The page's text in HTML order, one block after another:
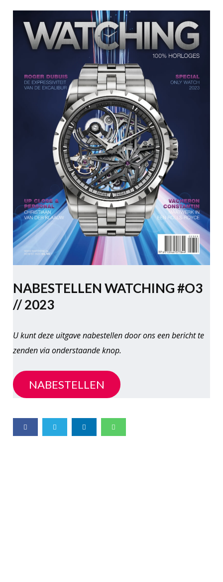
NABESTELLEN WATCHING #O3
// 2023
U kunt deze uitgave nabestellen door ons een bericht te
zenden via onderstaande knop.
NABESTELLEN